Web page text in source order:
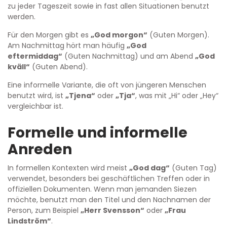
zu jeder Tageszeit sowie in fast allen Situationen benutzt
werden.
Für den Morgen gibt es „God morgon“ (Guten Morgen).
Am Nachmittag hört man häufig „God
eftermiddag“ (Guten Nachmittag) und am Abend „God
kväll“ (Guten Abend).
Eine informelle Variante, die oft von jüngeren Menschen
benutzt wird, ist „Tjena“ oder „Tja“, was mit „Hi“ oder „Hey“
vergleichbar ist.
Formelle und informelle
Anreden
In formellen Kontexten wird meist „God dag“ (Guten Tag)
verwendet, besonders bei geschäftlichen Treffen oder in
offiziellen Dokumenten. Wenn man jemanden Siezen
möchte, benutzt man den Titel und den Nachnamen der
Person, zum Beispiel „Herr Svensson“ oder „Frau
Lindström“.